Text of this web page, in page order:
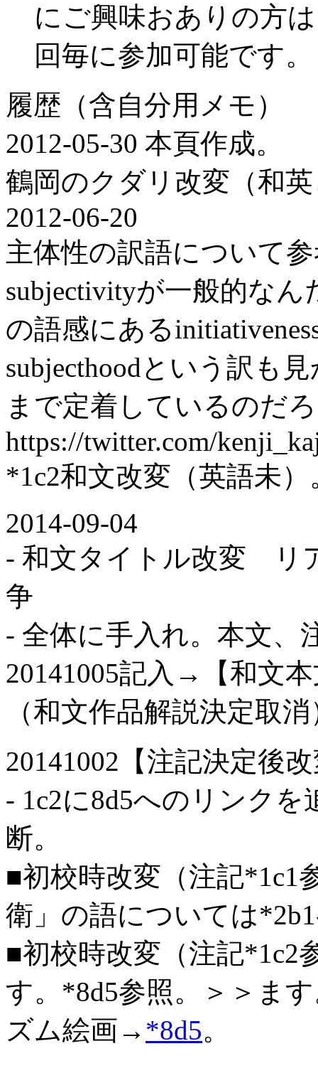
にご興味おありの方
回毎に参加可能です。
履歴（含自分用メモ）
2012-05-30 本頁作成。
鶴岡のクダリ改変（和
2012-06-20
主体性の訳語について
subjectivityが一般的な
の語感にある
subjecthoodという訳も
まで定着しているのだ
https://twitter.com/
*1c2和文改変（英語未）
2014-09-04
- 和文タイトル改変 リ
争
- 全体に手入れ。本文、
20141005記入→【和文
（和文作品解説決定取消
20141002【注記決定後
- 1c2に8d5へのリンク
断。
■初校時改変（注記*1c1
衛」の語については
■初校時改変（注記*1c2
す。*8d5参照。＞＞ま
ズム絵画→ *8d5。